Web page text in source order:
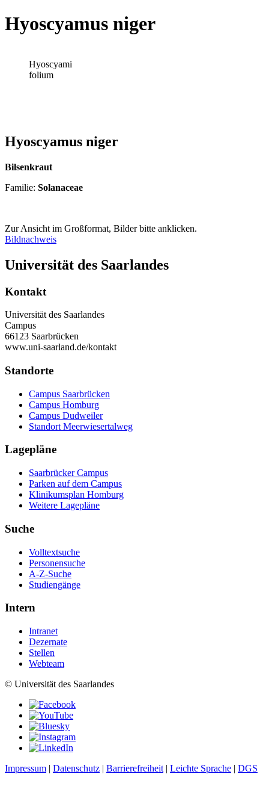
Hyoscyamus niger
Hyoscyami
folium
Hyoscyamus niger
Bilsenkraut
Familie: Solanaceae
Zur Ansicht im Großformat, Bilder bitte anklicken.
Bildnachweis
Universität des Saarlandes
Kontakt
Universität des Saarlandes
Campus
66123 Saarbrücken
www.uni-saarland.de/kontakt
Standorte
Campus Saarbrücken
Campus Homburg
Campus Dudweiler
Standort Meerwiesertalweg
Lagepläne
Saarbrücker Campus
Parken auf dem Campus
Klinikumsplan Homburg
Weitere Lagepläne
Suche
Volltextsuche
Personensuche
A-Z-Suche
Studiengänge
Intern
Intranet
Dezernate
Stellen
Webteam
© Universität des Saarlandes
Impressum | Datenschutz | Barrierefreiheit | Leichte Sprache | DGS